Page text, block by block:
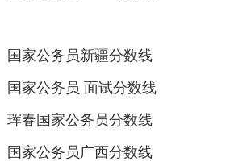
国家公务员新疆分数线
国家公务员 面试分数线
珲春国家公务员分数线
国家公务员广西分数线